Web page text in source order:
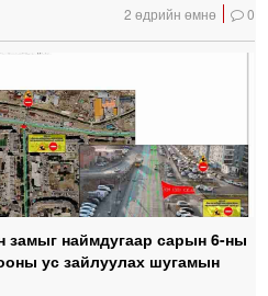
2 өдрийн өмнө 0
замыг наймдугаар сарын 6-ны
ус зайлуулах шугамын